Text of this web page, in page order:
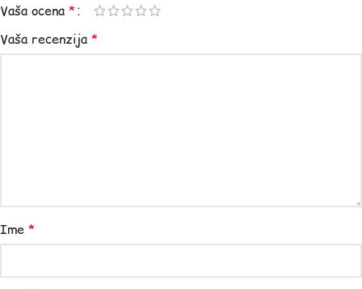
Vaša ocena *
Vaša recenzija *
Ime *